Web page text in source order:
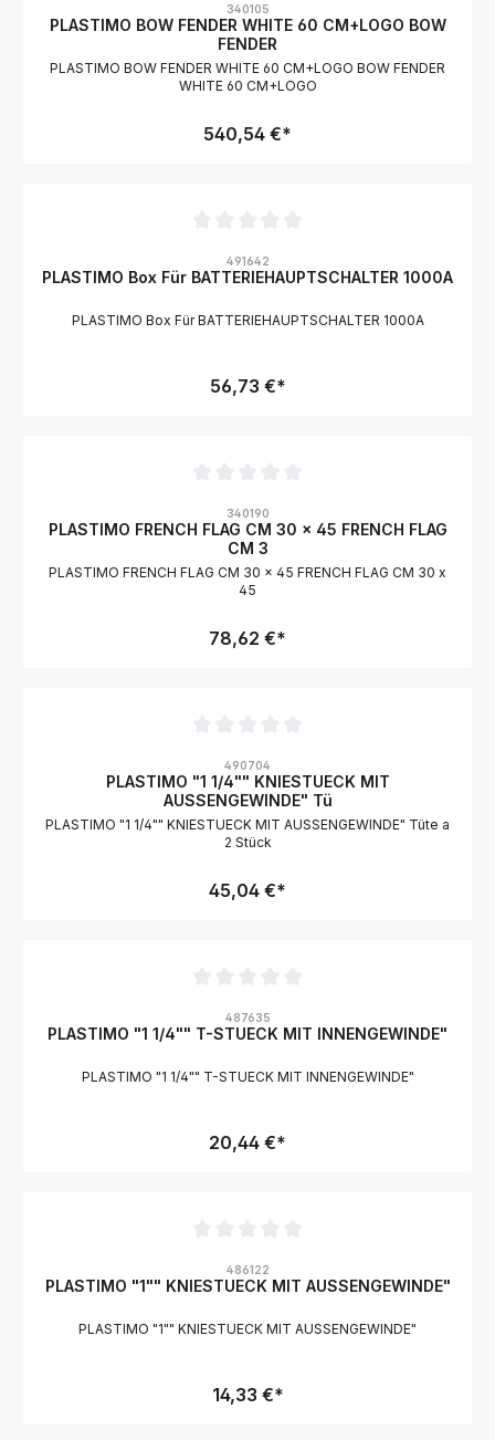
340105
PLASTIMO BOW FENDER WHITE 60 CM+LOGO BOW
FENDER
PLASTIMO BOW FENDER WHITE 60 CM+LOGO BOW FENDER
WHITE 60 CM+LOGO
540,54 €*
491642
PLASTIMO Box Für BATTERIEHAUPTSCHALTER 1000A
PLASTIMO Box Für BATTERIEHAUPTSCHALTER 1000A
56,73 €*
340190
PLASTIMO FRENCH FLAG CM 30 x 45 FRENCH FLAG
CM 3
PLASTIMO FRENCH FLAG CM 30 x 45 FRENCH FLAG CM 30 x
45
78,62 €*
490704
PLASTIMO "1 1/4"" KNIESTUECK MIT
AUSSENGEWINDE" Tü
PLASTIMO "1 1/4"" KNIESTUECK MIT AUSSENGEWINDE" Tüte a
2 Stück
45,04 €*
487635
PLASTIMO "1 1/4"" T-STUECK MIT INNENGEWINDE"
PLASTIMO "1 1/4"" T-STUECK MIT INNENGEWINDE"
20,44 €*
486122
PLASTIMO "1"" KNIESTUECK MIT AUSSENGEWINDE"
PLASTIMO "1"" KNIESTUECK MIT AUSSENGEWINDE"
14,33 €*